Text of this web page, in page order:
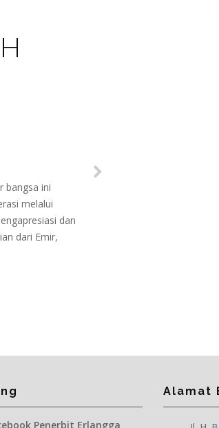
bangsa ini
melalui
dan
dari Emir,
Penerbit Erlangga
Alamat